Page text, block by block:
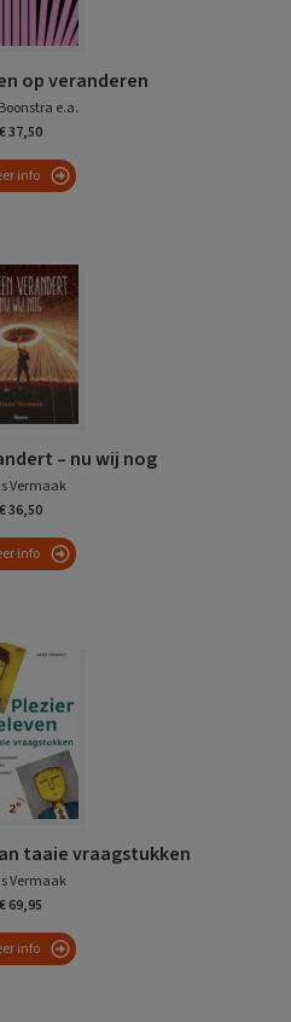
op veranderen
e.a.
€ 37,50
info
– nu wij nog
Vermaak
€ 36,50
info
taaie vraagstukken
Vermaak
€ 69,95
info